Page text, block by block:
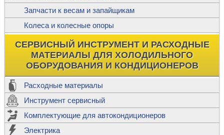
Запчасти к весам и запайщикам
Колеса и колесные опоры
СЕРВИСНЫЙ ИНСТРУМЕНТ И РАСХОДНЫЕ
МАТЕРИАЛЫ ДЛЯ ХОЛОДИЛЬНОГО
ОБОРУДОВАНИЯ И КОНДИЦИОНЕРОВ
Расходные материалы
Инструмент сервисный
Комплектующие для автокондиционеров
Электрика